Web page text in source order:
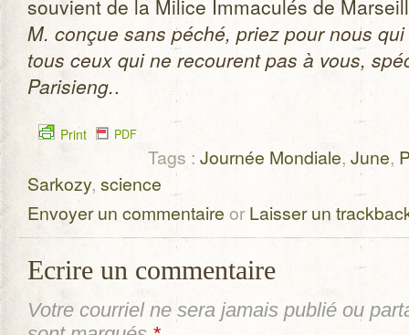
sou­vient de la Milice Imma­cu­lés de
M. conçue sans péché, priez pour nous
tous ceux qui ne recourent pas à vous,
Pari­sieng..
Print PDF
Tags : Journée Mondiale, June,
Sarkozy, science
Envoyer un commentaire or Laisser un
Ecrire un commentaire
Votre courriel ne sera jamais publié ou